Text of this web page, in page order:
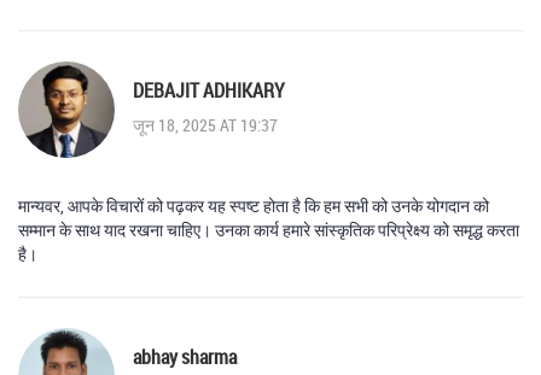
DEBAJIT ADHIKARY
जून 18, 2025 AT 19:37
मान्यवर, आपके विचारों को पढ़कर यह स्पष्ट होता है कि हम सभी को उनके योगदान को
सम्मान के साथ याद रखना चाहिए। उनका कार्य हमारे सांस्कृतिक परिप्रेक्ष्य को समृद्ध करता
है।
abhay sharma